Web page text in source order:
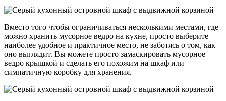
Вместо того чтобы ограничиваться несколькими местами, где
можно хранить мусорное ведро на кухне, просто выберите
наиболее удобное и практичное место, не заботясь о том, как
оно выглядит. Вы можете просто замаскировать мусорное
ведро крышкой и сделать его похожим на шкаф или
симпатичную коробку для хранения.